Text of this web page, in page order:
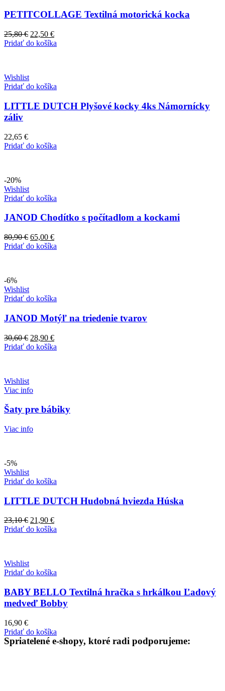
PETITCOLLAGE Textilná motorická kocka
25,80€ Pôvodná
cena
22,50 €Aktuálna
cena
Pridať do košíka
Wishlist
Pridať do košíka
LITTLE DUTCH Plyšové kocky 4ks Námornícky
záliv
22,65 €
Pridať do košíka
-20%
Wishlist
Pridať do košíka
JANOD Chodítko s počítadlom a kockami
80,90€ Pôvodná
cena
65,00 €Aktuálna
cena
Pridať do košíka
-6%
Wishlist
Pridať do košíka
JANOD Motýľ na triedenie tvarov
30,60€ Pôvodná
cena
28,90 €Aktuálna
cena
Pridať do košíka
Wishlist
Viac info
Šaty pre bábiky
Viac info
-5%
Wishlist
Pridať do košíka
LITTLE DUTCH Hudobná hviezda Húska
23,10€ Pôvodná
cena
21,90 €Aktuálna
cena
Pridať do košíka
Wishlist
Pridať do košíka
BABY BELLO Textilná hračka s hrkálkou Ľadový
medveď Bobby
16,90 €
Pridať do košíka
Spriatelené e-shopy, ktoré radi podporujeme: